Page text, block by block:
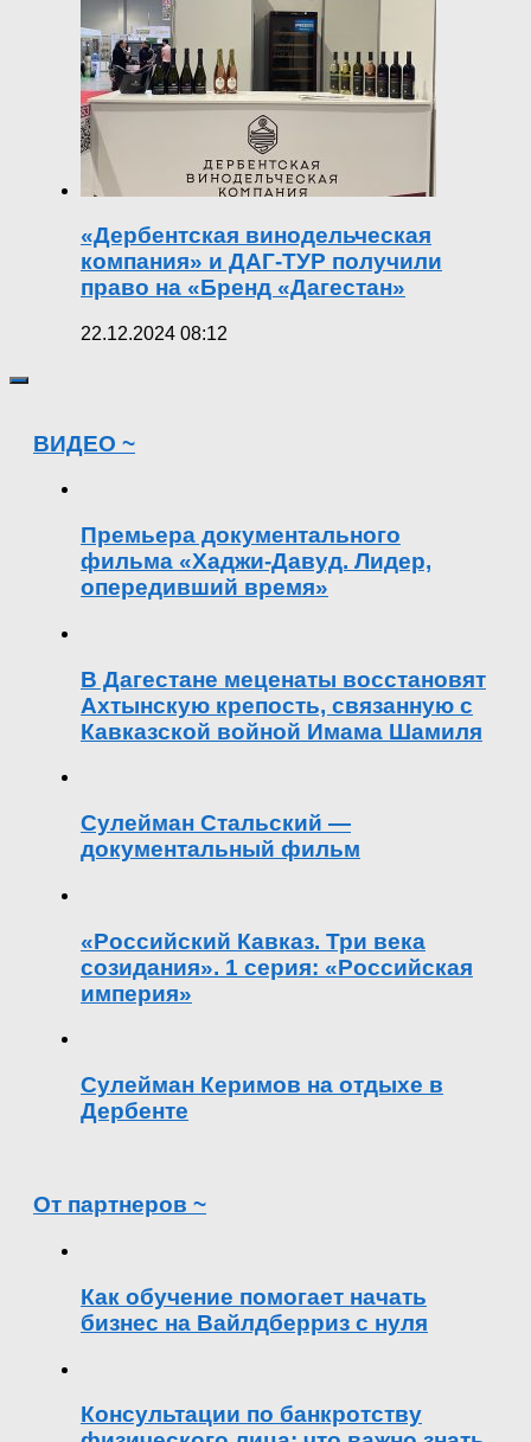
«Дербентская винодельческая
компания» и ДАГ-ТУР получили
право на «Бренд «Дагестан»
22.12.2024 08:12
ВИДЕО ~
Премьера документального
фильма «Хаджи-Давуд. Лидер,
опередивший время»
В Дагестане меценаты восстановят
Ахтынскую крепость, связанную с
Кавказской войной Имама Шамиля
Сулейман Стальский —
документальный фильм
«Российский Кавказ. Три века
созидания». 1 серия: «Российская
империя»
Сулейман Керимов на отдыхе в
Дербенте
От партнеров ~
Как обучение помогает начать
бизнес на Вайлдберриз с нуля
Консультации по банкротству